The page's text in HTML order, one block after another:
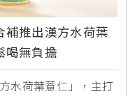
補推出漢方水荷葉
喝無負擔
水荷葉薏仁」，主打